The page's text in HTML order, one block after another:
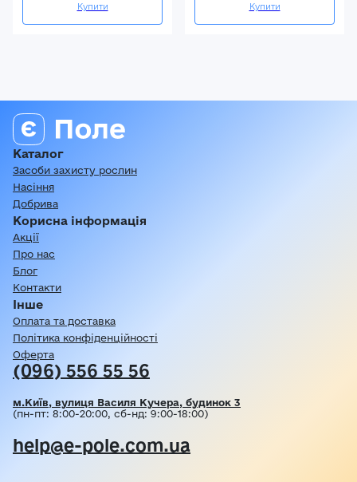
Купити Купити
Каталог
Засоби захисту рослин
Насіння
Добрива
Корисна інформація
Акції
Про нас
Блог
Контакти
Інше
Оплата та доставка
Політика конфіденційності
Оферта
(096) 556 55 56
м.Київ, вулиця Василя Кучера, будинок 3
(пн-пт: 8:00-20:00, сб-нд: 9:00-18:00)
help@e-pole.com.ua